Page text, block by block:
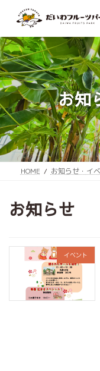
ン
ツ
へ
ス
キ
ッ
プ
ー
シ
ョ
ン
に
移
動
お知
HOME お知らせ・イ
お知らせ
イベント